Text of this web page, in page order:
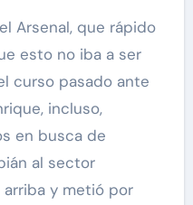
Arsenal, que rápido
esto no iba a ser
curso pasado ante
incluso,
en busca de
al sector
y metió por